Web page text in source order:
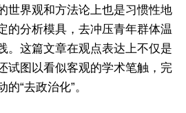
世界观和方法论上也是习惯性地
的分析模具，去冲压青年群体温
。这篇文章在观点表达上不仅是
试图以看似客观的学术笔触，完
“去政治化”。